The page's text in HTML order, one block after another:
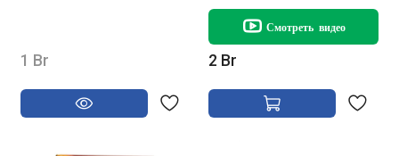
1 Br
Смотреть видео
2 Br